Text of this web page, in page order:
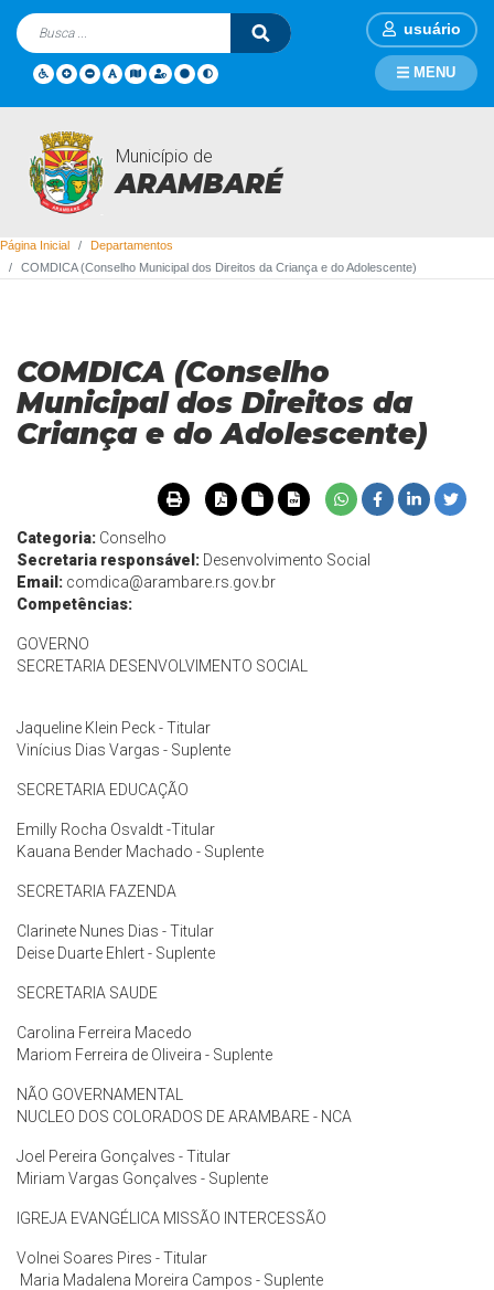
usuário
Município de
ARAMBARÉ
MENU
Departamentos
Página Inicial
Departamentos
COMDICA (Conselho Municipal dos Direitos da Criança e do Adolescente)
COMDICA (Conselho
Municipal dos Direitos da
Criança e do Adolescente)
Categoria: Conselho
Secretaria responsável: Desenvolvimento Social
Email: comdica@arambare.rs.gov.br
Competências:
GOVERNO
SECRETARIA DESENVOLVIMENTO SOCIAL
Jaqueline Klein Peck - Titular
Vinícius Dias Vargas - Suplente
SECRETARIA EDUCAÇÃO
Emilly Rocha Osvaldt -Titular
Kauana Bender Machado - Suplente
SECRETARIA FAZENDA
Clarinete Nunes Dias - Titular
Deise Duarte Ehlert - Suplente
SECRETARIA SAUDE
Carolina Ferreira Macedo
Mariom Ferreira de Oliveira - Suplente
NÃO GOVERNAMENTAL
NUCLEO DOS COLORADOS DE ARAMBARE - NCA
Joel Pereira Gonçalves - Titular
Miriam Vargas Gonçalves - Suplente
IGREJA EVANGÉLICA MISSÃO INTERCESSÃO
Volnei Soares Pires - Titular
Maria Madalena Moreira Campos - Suplente